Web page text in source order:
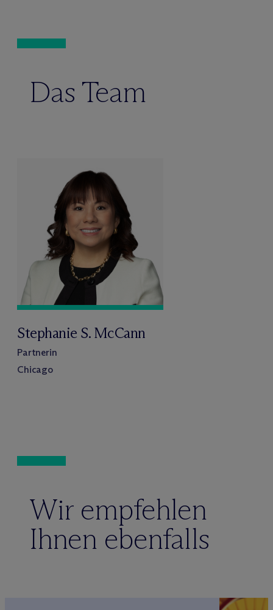
Das Team
Stephanie S. McCann
Partnerin
Chicago
Wir empfehlen
Ihnen ebenfalls